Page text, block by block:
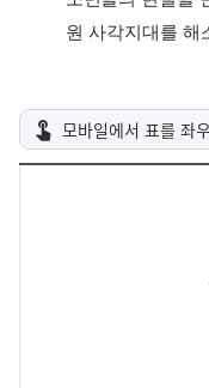
원 사각지대를 해